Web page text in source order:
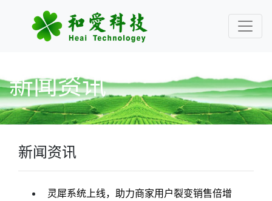
新闻资讯
新闻资讯
灵犀系统上线，助力商家用户裂变销售倍增